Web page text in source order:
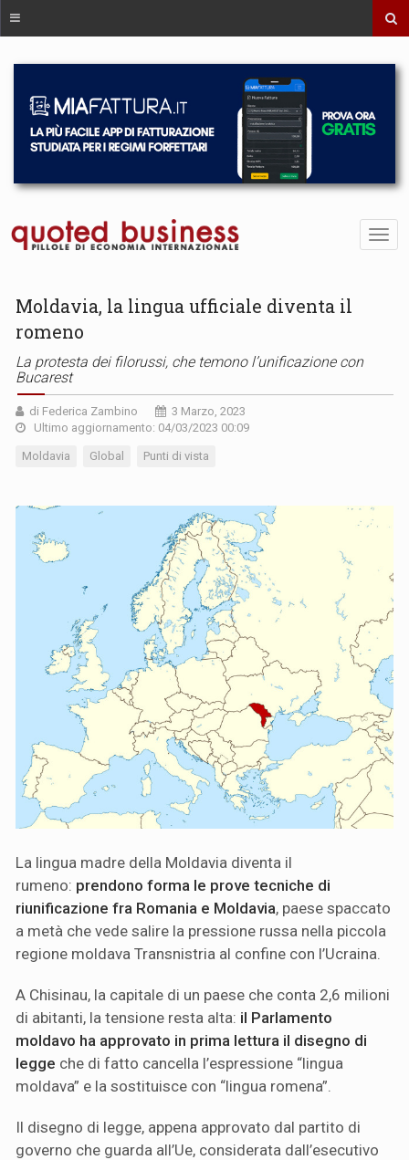
Moldavia, la lingua ufficiale diventa il
romeno
La protesta dei filorussi, che temono l’unificazione con
Bucarest
di Federica Zambino
3 Marzo, 2023
Ultimo aggiornamento: 04/03/2023 00:09
Moldavia Global Punti di vista
La lingua madre della Moldavia diventa il
rumeno: prendono forma le prove tecniche di
riunificazione fra Romania e Moldavia, paese spaccato
a metà che vede salire la pressione russa nella piccola
regione moldava Transnistria al confine con l’Ucraina.
A Chisinau, la capitale di un paese che conta 2,6 milioni
di abitanti, la tensione resta alta: il Parlamento
moldavo ha approvato in prima lettura il disegno di
legge che di fatto cancella l’espressione “lingua
moldava” e la sostituisce con “lingua romena”.
Il disegno di legge, appena approvato dal partito di
governo che guarda all’Ue, considerata dall’esecutivo